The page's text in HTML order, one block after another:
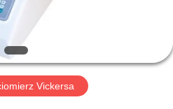
Vickersa